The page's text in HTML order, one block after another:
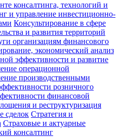
консалтинга, технологий и
и управление инвестиционно-
Консультирование в сфере
и развития территорий
организациям финансового
экономический анализ
эффективности и развитие
операционной
производственными
розничного
финансовой
и реструктуризация
сделок Стратегия и
Страховые и актуарные
консалтинг